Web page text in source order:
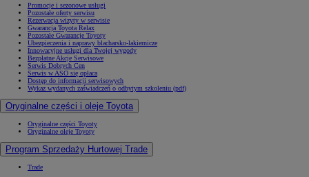
Promocje i sezonowe usługi
Pozostałe oferty serwisu
Rezerwacja wizyty w serwisie
Gwarancja Toyota Relax
Pozostałe Gwarancje Toyoty
Ubezpieczenia i naprawy blacharsko-lakiernicze
Innowacyjne usługi dla Twojej wygody
Bezpłatne Akcje Serwisowe
Serwis Dobrych Cen
Serwis w ASO się opłaca
Dostęp do informacji serwisowych
Wykaz wydanych zaświadczeń o odbytym szkoleniu (pdf)
Oryginalne części i oleje Toyota
Oryginalne części Toyoty
Oryginalne oleje Toyoty
Program Sprzedaży Hurtowej Trade
Trade